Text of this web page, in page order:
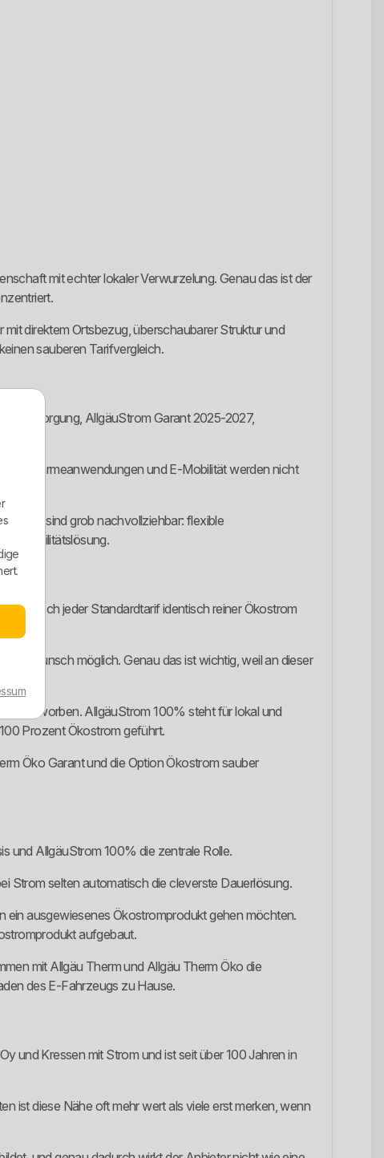
mit echter lokaler Verwurzelung. Genau das ist der
direktem Ortsbezug, überschaubarer Struktur und
sauberen Tarifvergleich.
AllgäuStrom Garant 2025-2027,
Wärmeanwendungen und E-Mobilität werden nicht
sind grob nachvollziehbar: flexible
E-Mobilitätslösung.
jeder Standardtarif identisch reiner Ökostrom
Wunsch möglich. Genau das ist wichtig, weil an dieser
beworben. AllgäuStrom 100% steht für lokal und
Prozent Ökostrom geführt.
Öko Garant und die Option Ökostrom sauber
und AllgäuStrom 100% die zentrale Rolle.
Strom selten automatisch die cleverste Dauerlösung.
ein ausgewiesenes Ökostromprodukt gehen möchten.
aufgebaut.
mit Allgäu Therm und Allgäu Therm Öko die
des E-Fahrzeugs zu Hause.
und Kressen mit Strom und ist seit über 100 Jahren in
ist diese Nähe oft mehr wert als viele erst merken, wenn